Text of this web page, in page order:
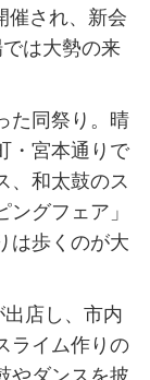
催され、新会
は大勢の来
た同祭り。晴
・宮本通りで
、和太鼓のス
グフェア」
は歩くのが大
店し、市内
ライム作りの